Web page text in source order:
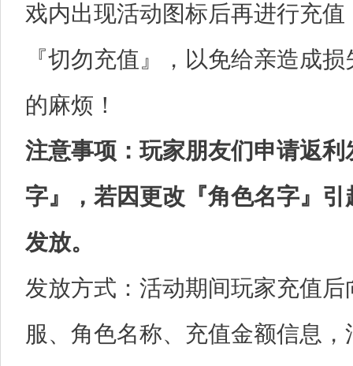
戏内出现活动图标后再进行充
『切勿充值』，以免给亲造成
的麻烦！
注意事项：玩家朋友们申请返
字』，若因更改『角色名字』
发放。
发放方式：活动期间玩家充值
服、角色名称、充值金额信息